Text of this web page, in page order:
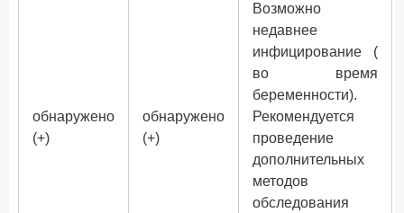
обнаружено
(+)
обнаружено
(+)
Возможно
недавнее
инфицирование (
во время
беременности).
Рекомендуется
проведение
дополнительных
методов
обследования